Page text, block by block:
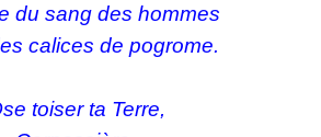
du sang des hommes
calices de pogrome.
toiser ta Terre,